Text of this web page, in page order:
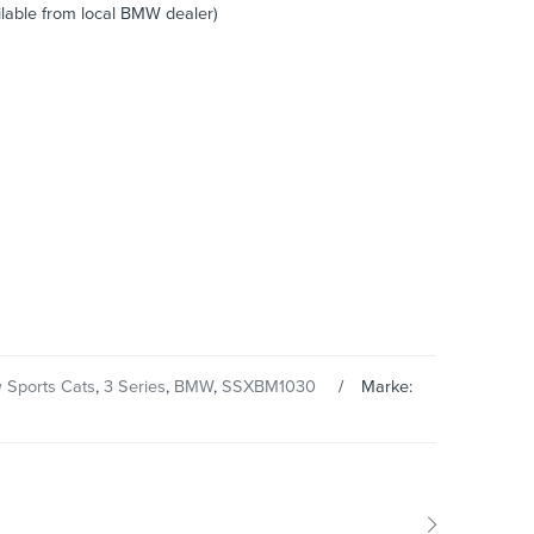
from local BMW dealer)
Sports Cats, 3 Series, BMW, SSXBM1030
Marke: